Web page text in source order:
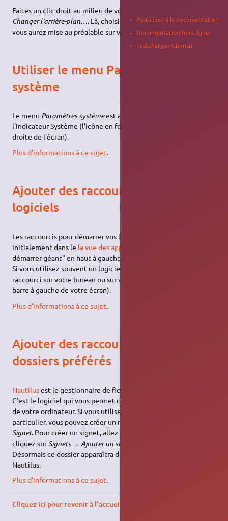
Faites un clic-droit au milieu de votre bureau et sélectionnez
Changer l'arrière-plan… . Là, choisissez une image ou photo (que
vous aurez mise au préalable sur votre disque dur).
Utiliser le menu Paramètres
système
Le menu Paramètres systèmeest accessible à partir de
l'indicateur Système (l'icône en forme d'engrenage en haut à
droite de l'écran).
Plus d'informations à ce sujet.
Ajouter des raccourcis pour vos
logiciels
Les raccourcis pour démarrer vos logiciels se trouvent
initialement dans le la vue des applications
démarrer géant" en haut à gauche de votre écran).
Si vous utilisez souvent un logiciel, vous pouvez créer un
raccourci sur votre bureau ou sur votre
barre à gauche de votre écran).
Plus d'informations à ce sujet
Ajouter des raccourcis vers vos
dossiers préférés
Nautilusest le gestionnaire de fichiers par défaut d'Ubuntu.
C'est le logiciel qui vous permet de voir les fichiers et dossiers
de votre ordinateur. Si vous utilisez souvent un dossier en
particulier, vous pouvez créer un raccourci vers celui-ci ou
Signet. Pour créer un signet, allez dans le dossier en question et
cliquez surSignets → Ajouter un signet
Désormais ce dossier apparaîtra dans le panneau latéral de
Nautilus.
Plus d'informations à ce sujet.
Cliquez ici pour revenir à l'accueil débutant
Participer à la documentation
Documentation hors ligne
Télécharger Ubuntu